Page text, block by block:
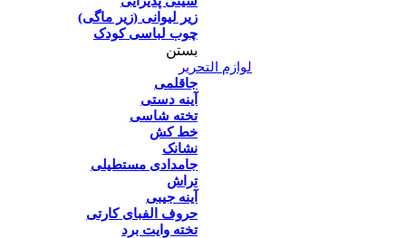
زیر لیوانی (زیر ماگی)
چوب لباسی کودک
بستن
لوازم التحریر
جاقلمی
آینه دستی
تخته شاسی
خط کش
نشانک
جامدادی مستطیلی
تراش
آینه جیبی
حروف الفبای کارتی
تخته وایت برد